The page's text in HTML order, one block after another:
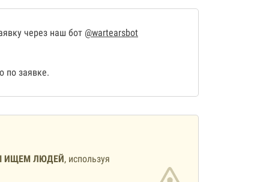
через наш бот @wartearsbot
по заявке.
ИЩЕМ ЛЮДЕЙ, используя